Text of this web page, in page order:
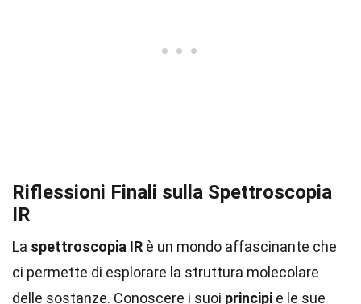
Riflessioni Finali sulla Spettroscopia
IR
La spettroscopia IR è un mondo affascinante che
ci permette di esplorare la struttura molecolare
delle sostanze. Conoscere i suoi principi e le sue